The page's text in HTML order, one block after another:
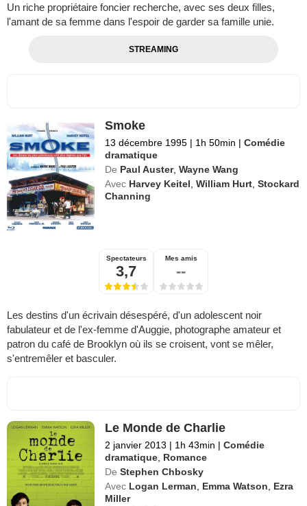
Un riche propriétaire foncier recherche, avec ses deux filles,
l'amant de sa femme dans l'espoir de garder sa famille unie.
STREAMING
Smoke
13 décembre 1995 | 1h 50min | Comédie
dramatique
De Paul Auster,Wayne Wang
Avec Harvey Keitel ,William Hurt ,Stockard
Channing
Spectateurs
3,7
Mes amis
--
Les destins d'un écrivain désespéré, d'un adolescent noir
fabulateur et de l'ex-femme d'Auggie, photographe amateur et
patron du café de Brooklyn où ils se croisent, vont se mêler,
s'entremêler et basculer.
Le Monde de Charlie
2 janvier 2013 | 1h 43min | Comédie
dramatique Romance
De Stephen Chbosky
Avec Logan Lerman Emma Watson
Ezra
Miller